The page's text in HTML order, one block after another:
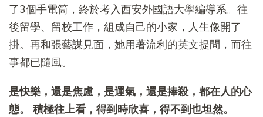
了3個手電筒，終於考入西安外國語大學編導系。往
後留學、留校工作，組成自己的小家，人生像開了
掛。再和張藝謀見面，她用著流利的英文提問，而往
事都已隨風。
是快樂，還是焦慮，是運氣，還是捧殺，都在人的心
態。
積極往上看，得到時欣喜，得不到也坦然。